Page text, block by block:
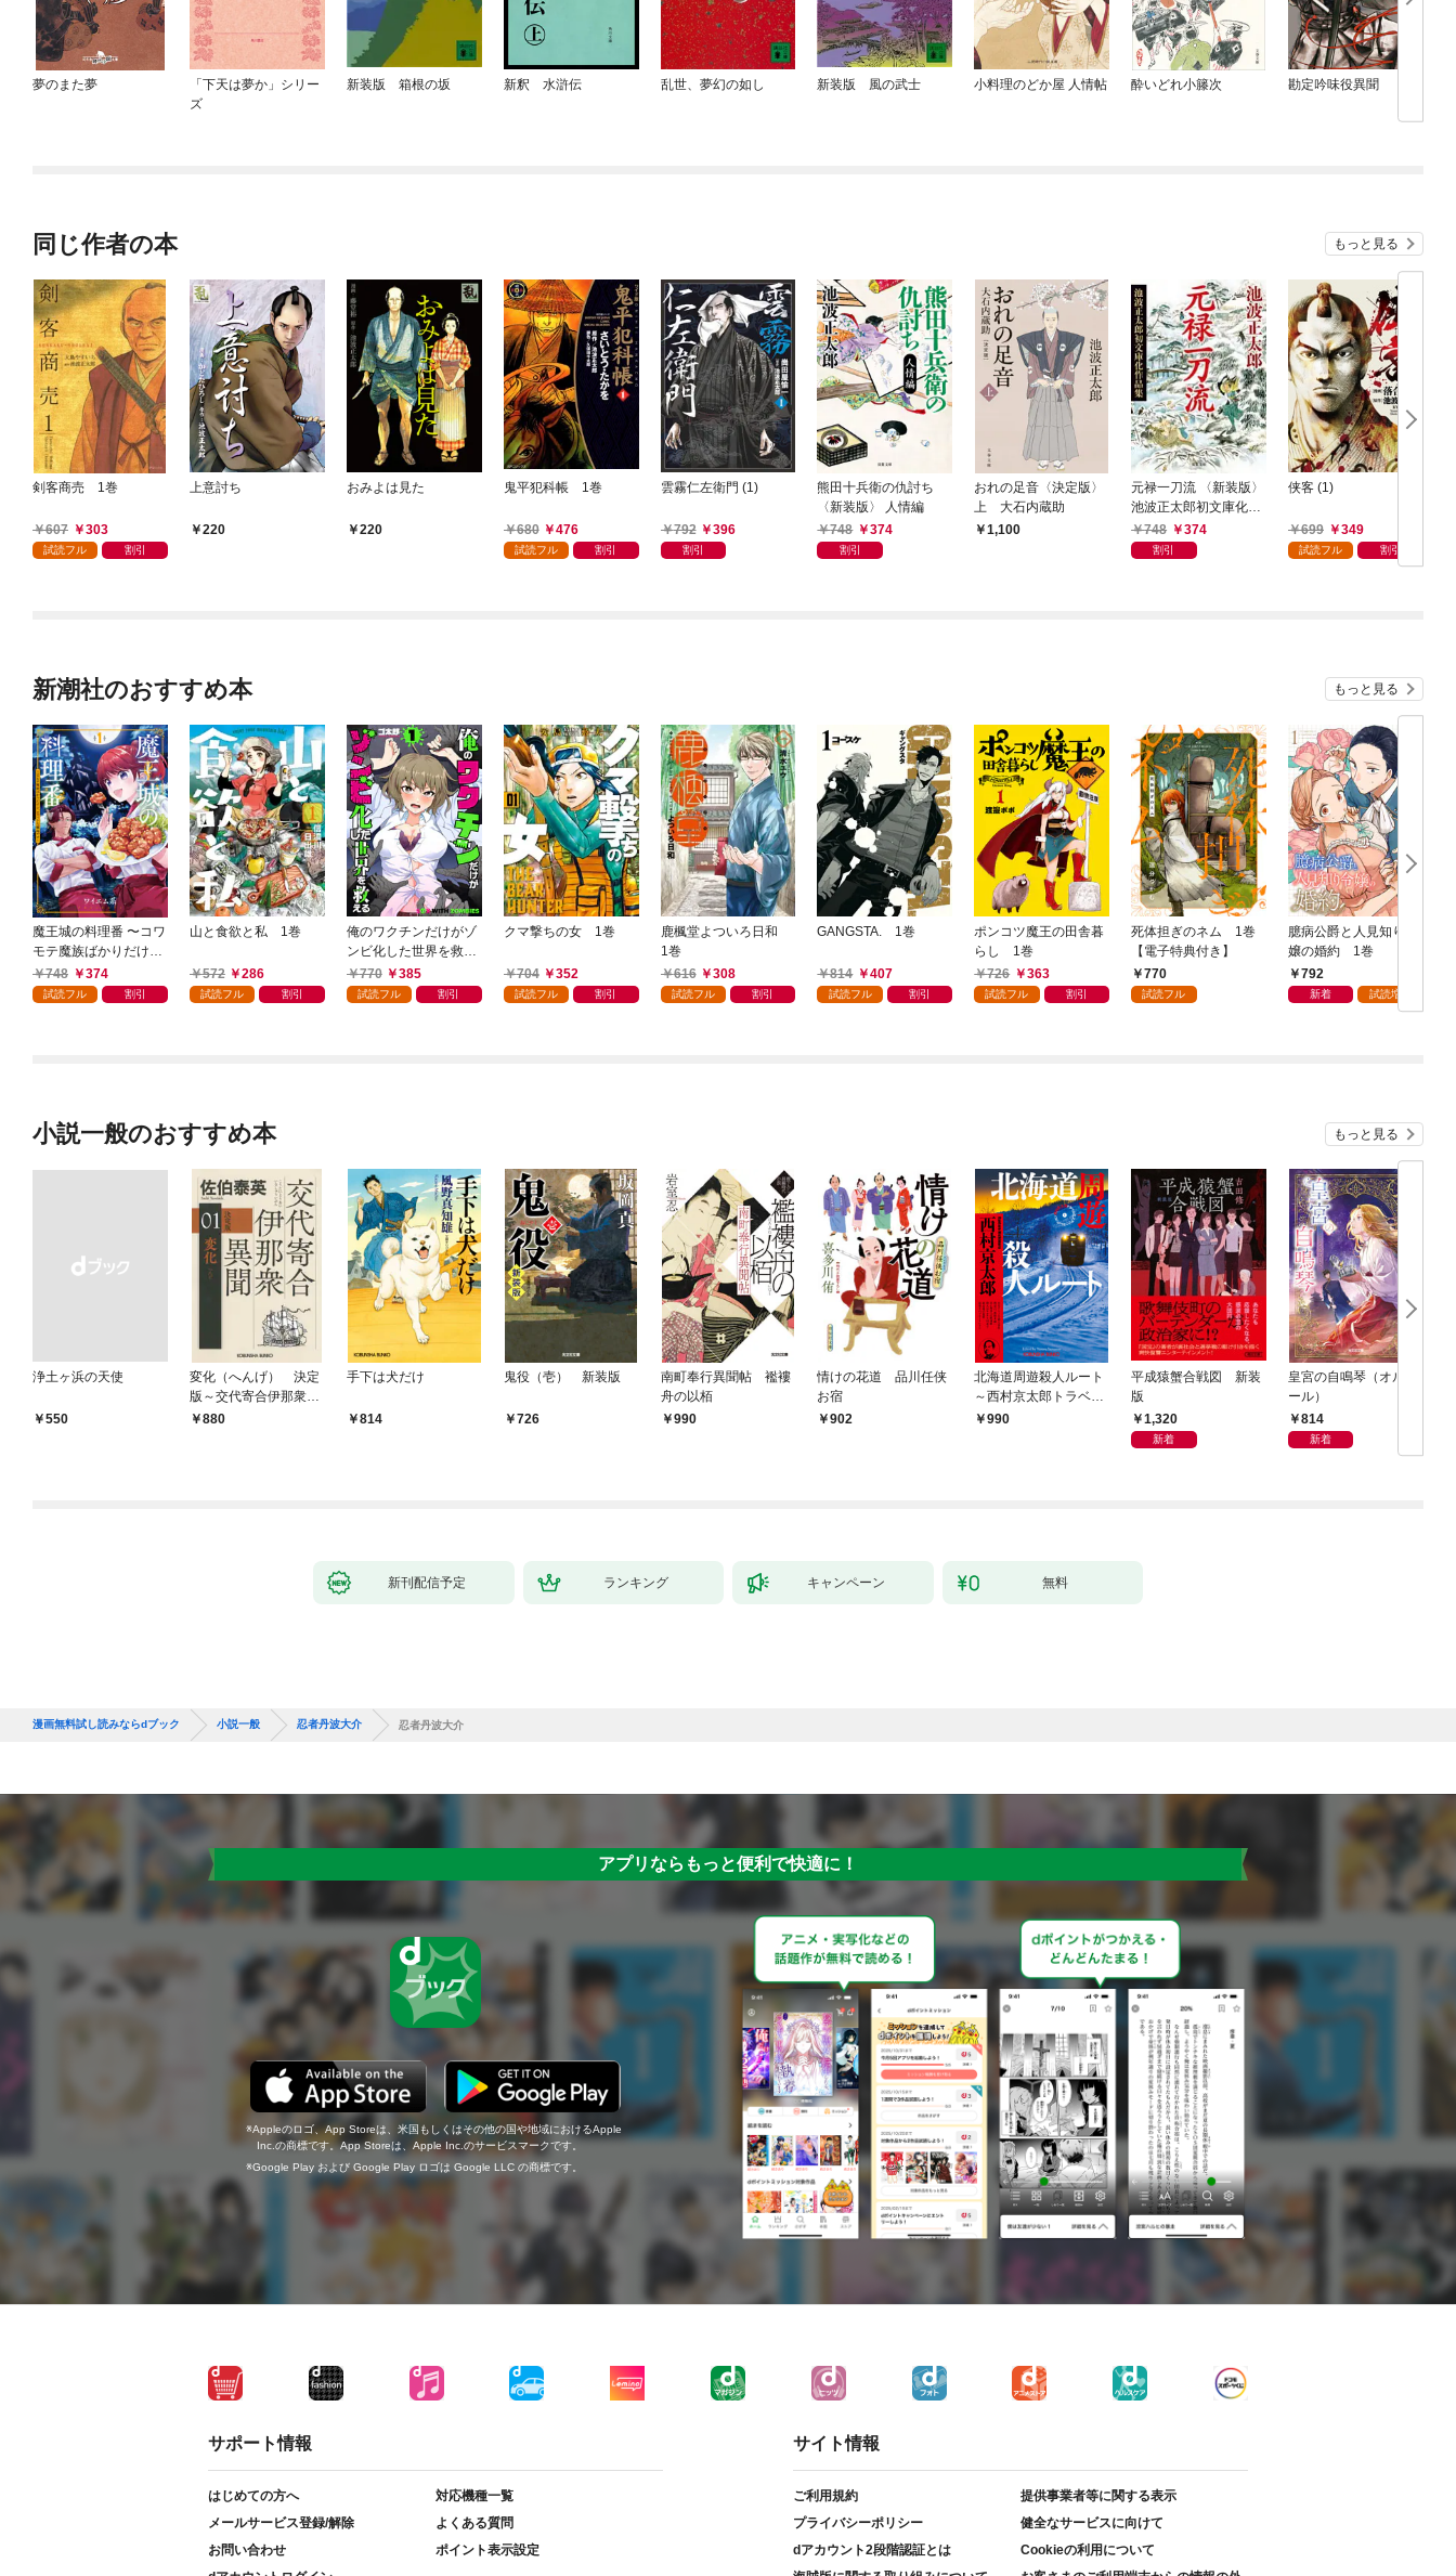
夢のまた夢
「下天は夢か」シリー
ズ
新装版 箱根の坂 新釈 水滸伝 乱世、夢幻の如し 新装版 風の武士 小料理のどか屋 人情帖 酔いどれ小籐次 勘定吟味役異聞
同じ作者の本 もっと見る
剣客商売 1巻
607 303
試読フル 割引
上意討ち
220
おみよは見た
220
鬼平犯科帳 1巻
680 476
試読フル 割引
雲霧仁左衛門 (1)
792 396
割引
熊田十兵衛の仇討ち
〈新装版〉 人情編
748
374
割引
おれの足音〈決定版〉
上 大石内蔵助
1,100
元禄一刀流 〈新装版〉
池波正太郎初文庫化作
品集748 374
割引
侠客 (1)
699 349
試読フル 割引
新潮社のおすすめ本 もっと見る
魔王城の料理番 〜コワ
モテ魔族ばかりだけ
ど、ホワイトな職場で
す〜 1巻
748 374
試読フル 割引
山と食欲と私 1巻
572 286
試読フル 割引
俺のワクチンだけがゾ
ンビ化した世界を救え
る 1巻
770 385
試読フル 割引
クマ撃ちの女 1巻
704 352
試読フル 割引
鹿楓堂よついろ日和
1巻
616
308
試読フル 割引
GANGSTA. 1巻
814 407
試読フル 割引
ポンコツ魔王の田舎暮
らし 1巻
726
363
試読フル 割引
死体担ぎのネム 1巻
【電子特典付き】
770
試読フル
臆病公爵と人見知り令
嬢の婚約 1巻
792
新着 試読増量
小説一般のおすすめ本 もっと見る
浄土ヶ浜の天使
￥550
変化（へんげ） 決定
版～交代寄合伊那衆異
聞（1）～
880
手下は犬だけ
814
鬼役（壱） 新装版
726
南町奉行異聞帖 襤褸
舟の以栢
990
情けの花道 品川任侠
お宿
902
北海道周遊殺人ルート
～西村京太郎トラベル
ミステリー・セレクシ
990
平成猿蟹合戦図 新装
版
1,320
新着
皇宮の自鳴琴（オルゴ
ール）
814
新着
新刊配信予定 ランキング キャンペーン 無料
漫画無料試し読みならdブック 小説一般 忍者丹波大介 忍者丹波大介
アプリならもっと便利で快適に！
Appleのロゴ、App Storeは、米国もしくはその他の国や地域におけるApple
Inc.の商標です。App Storeは、Apple Inc.のサービスマークです。
Google Play および Google Play ロゴは Google LLC の商標です。
サポート情報
はじめての方へ
対応機種一覧
メールサービス登録/解除
よくある質問
お問い合わせ
ポイント表示設定
サイト情報
ご利用規約
提供事業者等に関する表示
プライバシーポリシー
健全なサービスに向けて
dアカウント2段階認証とは
Cookieの利用について